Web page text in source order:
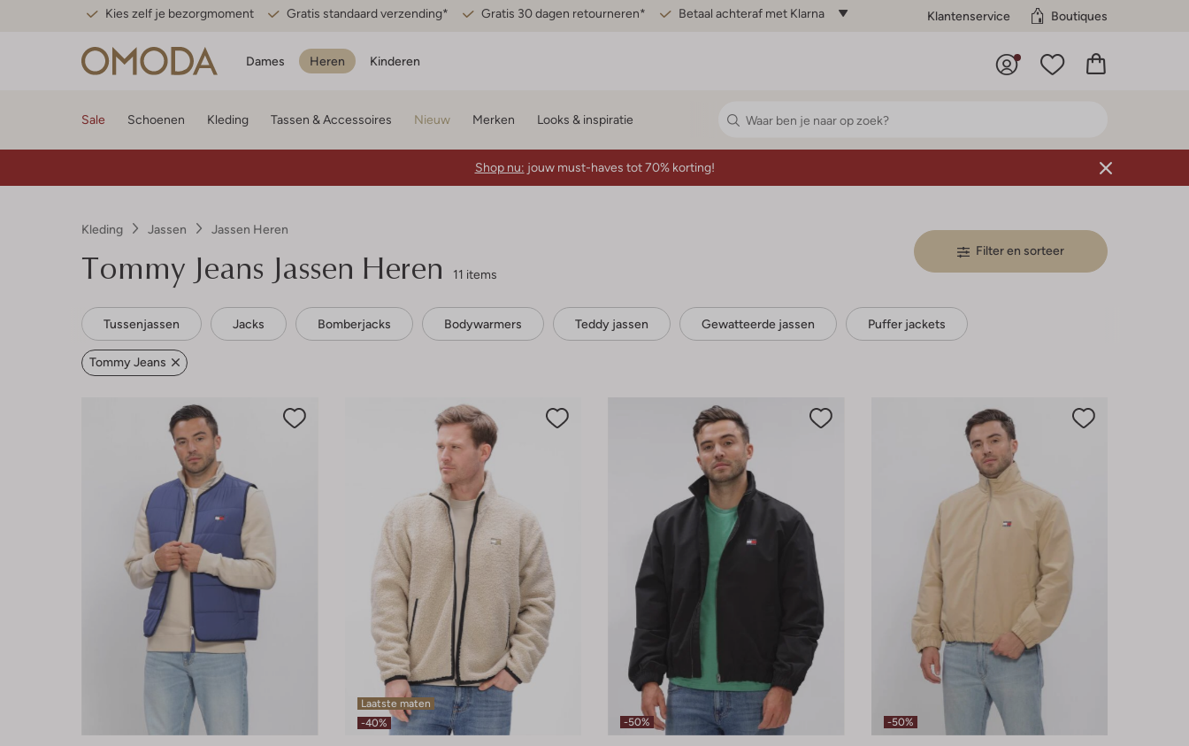
Kies zelf je bezorgmoment Gratis standaard verzending* Gratis 30 dagen retourneren* Betaal achteraf met Klarna Klantenservice Boutiques
Dames Heren Kinderen
Sale Schoenen Kleding Tassen & Accessoires Nieuw Merken Looks & inspiratie
Shop nu: jouw must-haves tot 70% korting!
Kleding Jassen Jassen Heren
Tommy Jeans Jassen Heren 11 items
Filter en sorteer
Tussenjassen Jacks Bomberjacks Bodywarmers Teddy jassen Gewatteerde jassen Puffer jackets
Tommy Jeans
Laatste maten
-40%
-50% -50%